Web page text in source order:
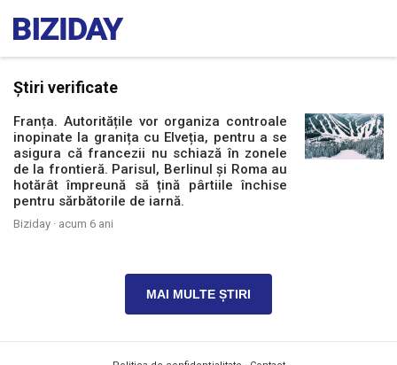
Știri verificate
Franța. Autoritățile vor organiza controale
inopinate la granița cu Elveția, pentru a se
asigura că francezii nu schiază în zonele
de la frontieră. Parisul, Berlinul și Roma au
hotărât împreună să țină pârtiile închise
pentru sărbătorile de iarnă.
Biziday · acum 6 ani
MAI MULTE ȘTIRI